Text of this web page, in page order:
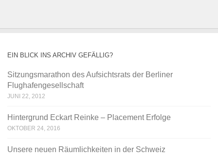
EIN BLICK INS ARCHIV GEFÄLLIG?
Sitzungsmarathon des Aufsichtsrats der Berliner
Flughafengesellschaft
JUNI 22, 2012
Hintergrund Eckart Reinke – Placement Erfolge
OKTOBER 24, 2016
Unsere neuen Räumlichkeiten in der Schweiz